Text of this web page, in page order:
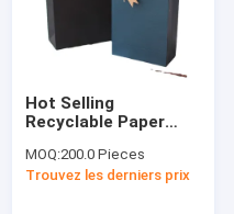
Hot Selling
Recyclable Paper
Custom Logo Gift
Bags For Packaging
MOQ:200.0 Pieces
Trouvez les derniers prix